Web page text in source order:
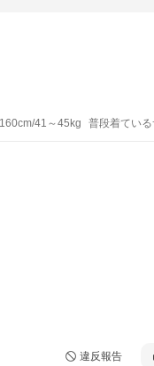
41～45kg
普段着てい
違反報告